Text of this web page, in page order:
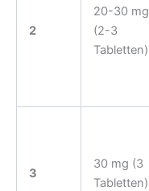
2
20-30 mg
(2-3
Tabletten)
3
30 mg (3
Tabletten)